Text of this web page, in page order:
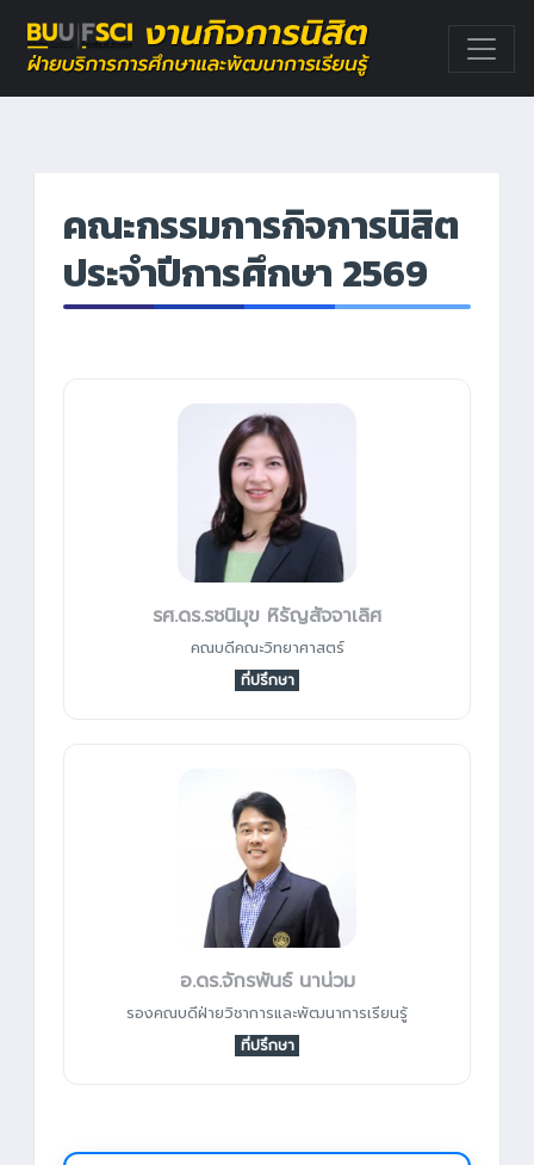
คณะกรรมการกิจการนิสิต
ประจำปีการศึกษา 2569
รศ.ดร.รชนิมุข หิรัญสัจจาเลิศ
คณบดีคณะวิทยาศาสตร์
ที่ปรึกษา
อ.ดร.จักรพันธ์ นาน่วม
รองคณบดีฝ่ายวิชาการและพัฒนาการเรียนรู้
ที่ปรึกษา